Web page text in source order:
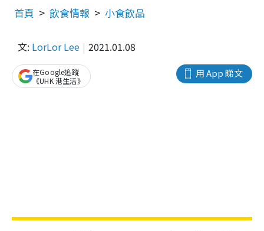
首頁 飲食情報 小食飲品
文: LorLor Lee 2021.01.08
用 App 睇文
在Google追蹤
《UHK 港生活》